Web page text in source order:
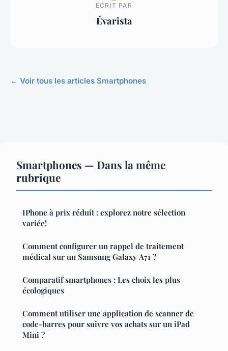
ECRIT PAR
Évarista
← Voir tous les articles Smartphones
Smartphones — Dans la même
rubrique
IPhone à prix réduit : explorez notre sélection
variée!
Comment configurer un rappel de traitement
médical sur un Samsung Galaxy A71 ?
Comparatif smartphones : Les choix les plus
écologiques
Comment utiliser une application de scanner de
code-barres pour suivre vos achats sur un iPad
Mini ?